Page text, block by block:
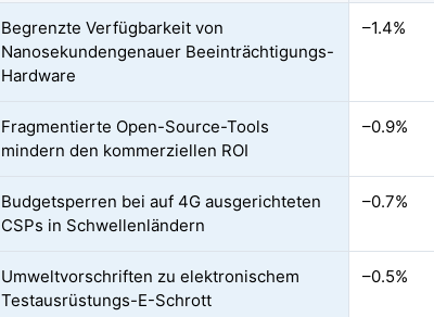
Begrenzte Verfügbarkeit von
Nanosekundengenauer Beeinträchtigungs-
Hardware
–1.4%
Fragmentierte Open-Source-Tools
mindern den kommerziellen ROI
–0.9%
Budgetsperren bei auf 4G ausgerichteten
CSPs in Schwellenländern
–0.7%
Umweltvorschriften zu elektronischem
Testausrüstungs-E-Schrott
–0.5%